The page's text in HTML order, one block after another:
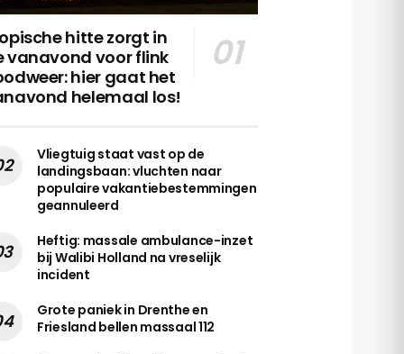
hitte zorgt in
vanavond voor flink
hier gaat het
helemaal los!
Vliegtuig staat vast op de
landingsbaan: vluchten naar
populaire vakantiebestemmingen
geannuleerd
Heftig: massale ambulance-inzet
bij Walibi Holland na vreselijk
incident
Grote paniek in Drenthe en
Friesland bellen massaal 112